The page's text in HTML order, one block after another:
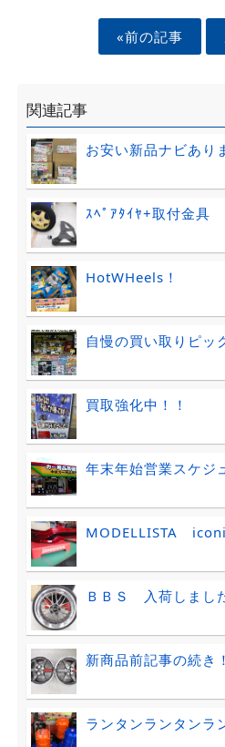
«前の記事
関連記事
お安い新品ナビあり
ｽﾍﾟｱﾀｲﾔ+取付金具
HotWHeels！
自慢の買い取りピッ
買取強化中！！
年末年始営業スケジ
MODELLISTA
ＢＢＳ 入荷しまし
新商品前記事の続き！
ランタンランタンラ